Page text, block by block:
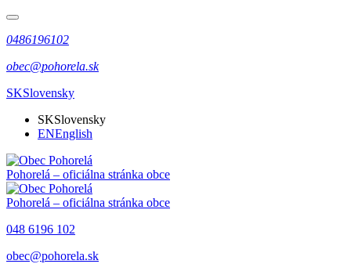
0486196102
obec@pohorela.sk
SKSlovensky
SKSlovensky
ENEnglish
Pohorelá – oficiálna stránka obce
Pohorelá – oficiálna stránka obce
048 6196 102
obec@pohorela.sk